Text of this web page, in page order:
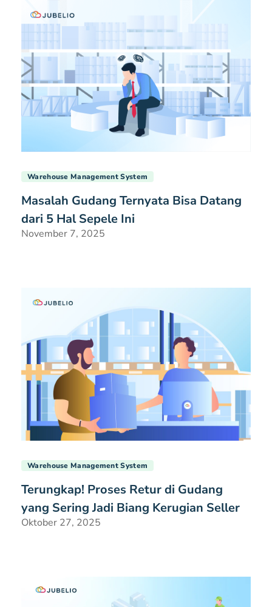
Warehouse Management System
Masalah Gudang Ternyata Bisa Datang
dari 5 Hal Sepele Ini
November 7, 2025
Warehouse Management System
Terungkap! Proses Retur di Gudang
yang Sering Jadi Biang Kerugian Seller
Oktober 27, 2025